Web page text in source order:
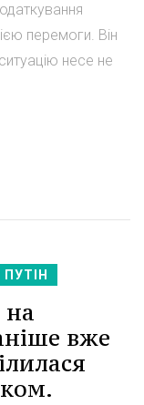
перемоги. Він
несе не
на
вже